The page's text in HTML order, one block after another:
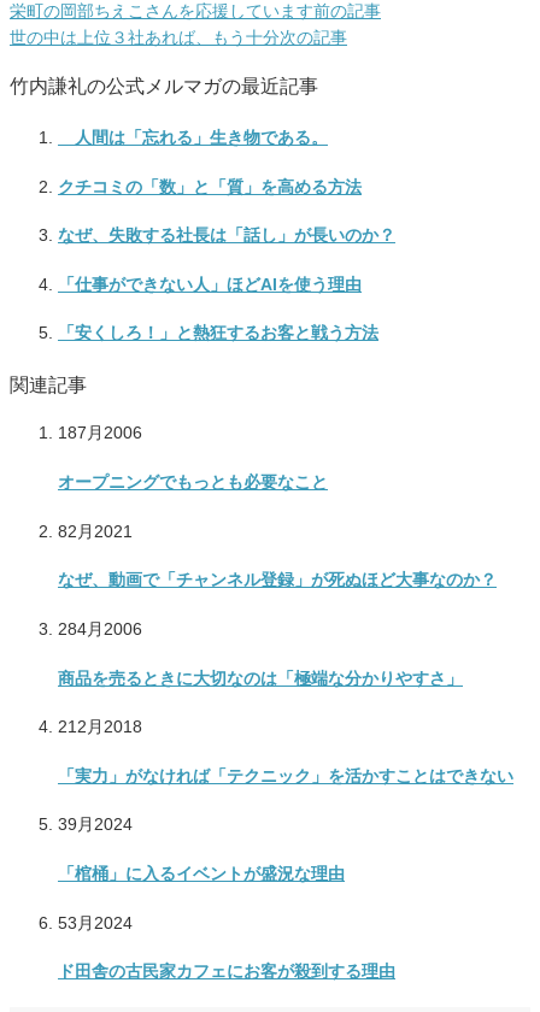
栄町の岡部ちえこさんを応援しています前の記事
世の中は上位３社あれば、もう十分次の記事
竹内謙礼の公式メルマガの最近記事
人間は「忘れる」生き物である。
クチコミの「数」と「質」を高める方法
なぜ、失敗する社長は「話し」が長いのか？
「仕事ができない人」ほどAIを使う理由
「安くしろ！」と熱狂するお客と戦う方法
関連記事
187月2006
オープニングでもっとも必要なこと
82月 2021
なぜ、動画で「チャンネル登録」が死ぬほど大事なのか？
284月 2006
商品を売るときに大切なのは「極端な分かりやすさ」
21 2月 2018
「実力」がなければ「テクニック」を活かすことはできない
39月2024
「棺桶」に入るイベントが盛況な理由
53月 2024
ド田舎の古民家カフェにお客が殺到する理由